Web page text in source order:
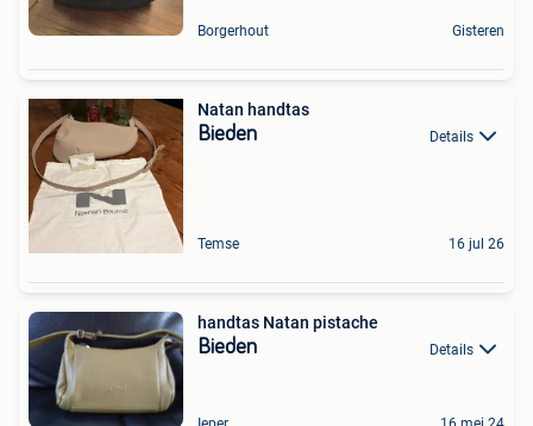
Borgerhout Gisteren
Natan handtas
Bieden Details
Temse 16 jul 26
handtas Natan pistache
Bieden Details